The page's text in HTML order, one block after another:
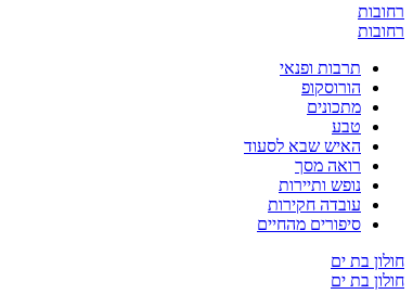
רחובות
רחובות
תרבות ופנאי
הורוסקופ
מתכונים
טבע
האיש שבא לסעוד
רואה מסך
נופש ותיירות
עובדה חקירות
סיפורים מהחיים
חולון בת ים
חולון בת ים